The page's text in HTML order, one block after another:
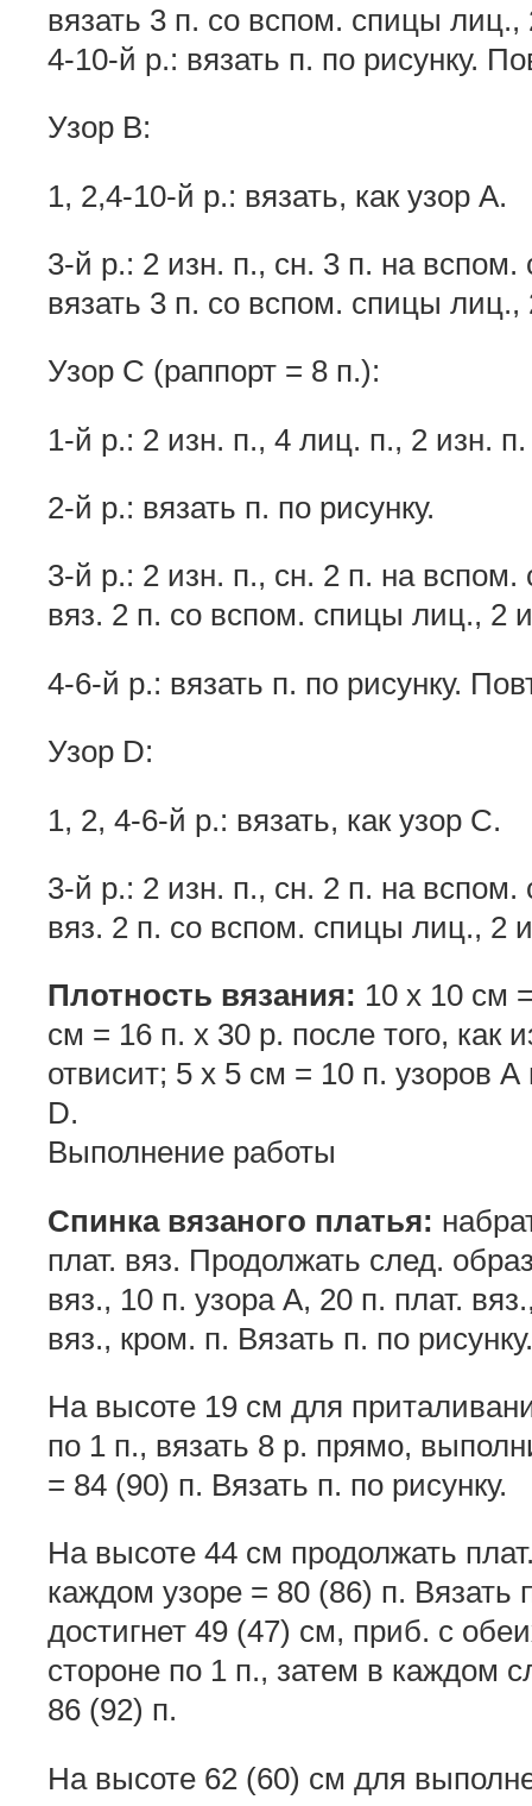
вязать 3 п. со вспом. спицы лиц.,
4-10-й р.: вязать п. по рисунку.
Узор В:
1, 2,4-10-й р.: вязать, как узор А.
3-й р.: 2 изн. п., сн. 3 п. на
вязать 3 п. со вспом. спицы лиц.,
Узор С (раппорт = 8 п.):
1-й р.: 2 изн. п., 4 лиц. п., 2 изн. п.
2-й р.: вязать п. по рисунку.
3-й р.: 2 изн. п., сн. 2 п. на
вяз. 2 п. со вспом. спицы лиц., 2
4-6-й р.: вязать п. по рисунку.
Узор D:
1, 2, 4-6-й р.: вязать, как узор С.
3-й р.: 2 изн. п., сн. 2 п. на
вяз. 2 п. со вспом. спицы лиц., 2
Плотность вязания: 10 х 10 см
см = 16 п. х 30 р. после того, как
отвисит; 5 x 5 см = 10 п. узоров
D.
Выполнение работы
Спинка вязаного платья:
плат. вяз. Продолжать след.
вяз., 10 п. узора А, 20 п. плат.
вяз., кром. п. Вязать п. по рисунку.
На высоте 19 см для
по 1 п., вязать 8 р. прямо,
= 84 (90) п. Вязать п. по рисунку.
На высоте 44 см продолжать
каждом узоре = 80 (86) п. Вязать
достигнет 49 (47) см, приб. с
стороне по 1 п., затем в каждом
86 (92) п.
На высоте 62 (60) см для